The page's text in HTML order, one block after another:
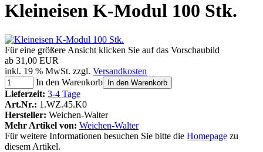
Kleineisen K-Modul 100 Stk.
Für eine größere Ansicht klicken Sie auf das Vorschaubild
ab 31,00 EUR
inkl. 19 % MwSt. zzgl. Versandkosten
In den Warenkorb
In den Warenkorb
Lieferzeit: 3-4 Tage
Art.Nr.: 1.WZ.45.K0
Hersteller: Weichen-Walter
Mehr Artikel von: Weichen-Walter
Für weitere Informationen besuchen Sie bitte die Homepage zu
diesem Artikel.